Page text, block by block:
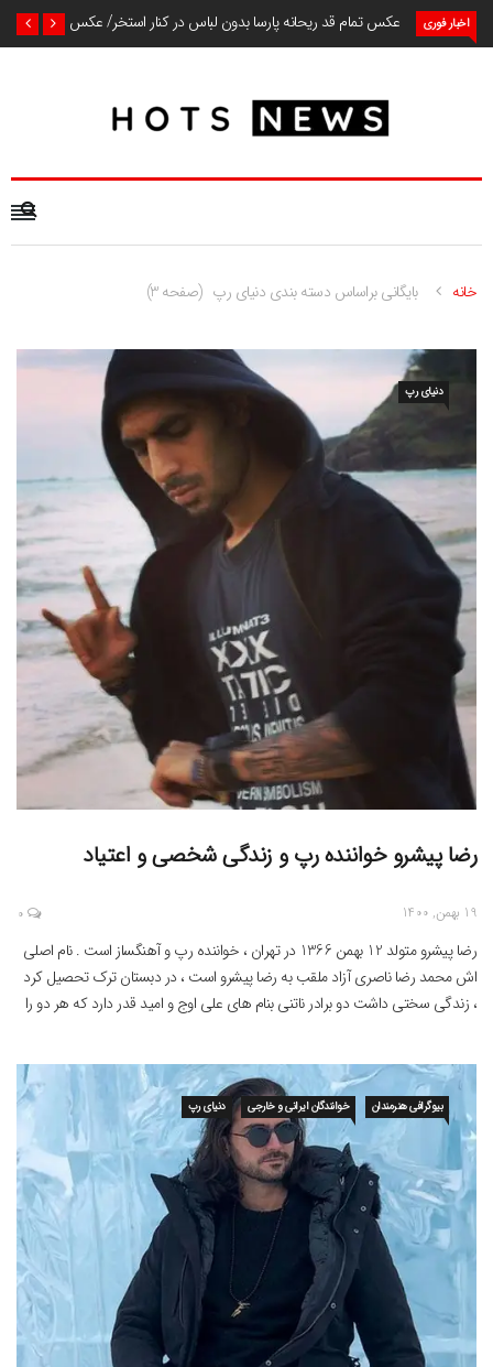
اخبار فوری عکس تمام قد ریحانه پارسا بدون لباس در کنار استخر/ عکس
خانه بایگانی براساس دسته بندی دنیای رپ (صفحه 3)
دنیای رپ
رضا پیشرو خواننده رپ و زندگی شخصی و اعتیاد
19 بهمن, 1400 0
رضا پیشرو متولد 12 بهمن 1366 در تهران ، خواننده رپ و آهنگساز است . نام اصلی
اش محمد رضا ناصری آزاد ملقب به رضا پیشرو است ، در دبستان ترک تحصیل کرد
، زندگی سختی داشت دو برادر ناتنی بنام های علی اوج و امید قدر دارد که هر دو را
بیوگرافی هنرمندان خوانندگان ایرانی و خارجی دنیای رپ